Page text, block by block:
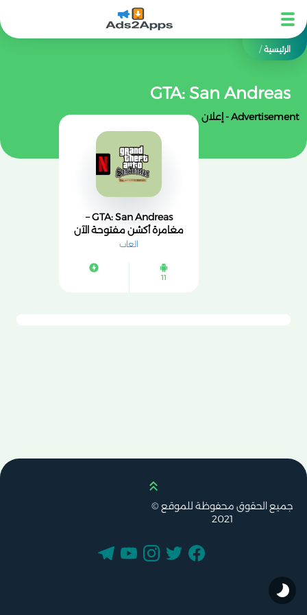
الرئيسية/
GTA: San Andreas
Advertisement - إعلان
GTA: San Andreas –
مغامرة أكشن مفتوحة الآن
العاب
11
Scroll up
جميع الحقوق محفوظة للموقع ©
2021